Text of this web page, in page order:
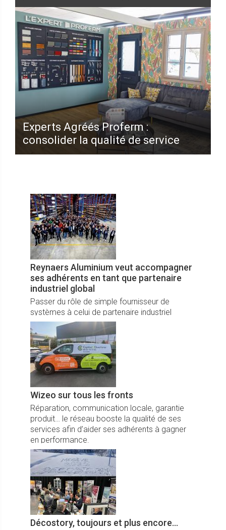
Experts Agréés Proferm :
consolider la qualité de service
Reynaers Aluminium veut accompagner
ses adhérents en tant que partenaire
industriel global
Passer du rôle de simple fournisseur de
systèmes à celui de partenaire industriel
global, telle est l’ambition stratégique du
gammiste belge Reynaers auprès de ses
adhérents Reynaers Partner.
Wizeo sur tous les fronts
Réparation, communication locale, garantie
produit… le réseau booste la qualité de ses
services afin d’aider ses adhérents à gagner
en performance.
Décostory, toujours et plus encore...